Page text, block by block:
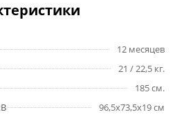
12 месяцев
21 / 22,5 кг.
185 см.
96,5х73,5х19 см